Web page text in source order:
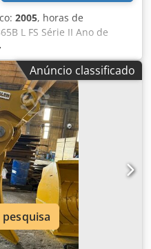
2005, horas de
L FS Série II Ano de
Cat 3196 ATAAC kW /
sapatas de 650 mm
de escavação:
Altura de despejo: 10.960
central ar
perfeitas condições
Anúncio classificado